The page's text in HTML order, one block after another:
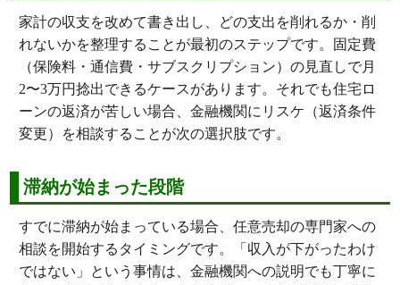
家計の収支を改めて書き出し、どの支出を削れるか・削
れないかを整理することが最初のステップです。固定費
（保険料・通信費・サブスクリプション）の見直しで月
2〜3万円捻出できるケースがあります。それでも住宅ロ
ーンの返済が苦しい場合、金融機関にリスケ（返済条件
変更）を相談することが次の選択肢です。
滞納が始まった段階
すでに滞納が始まっている場合、任意売却の専門家への
相談を開始するタイミングです。「収入が下がったわけ
ではない」という事情は、金融機関への説明でも丁寧に